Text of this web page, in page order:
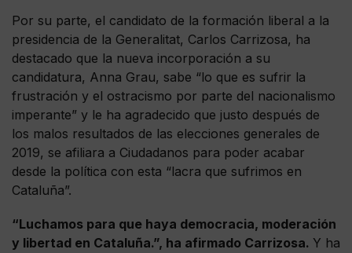
Por su parte, el candidato de la formación liberal a la
presidencia de la Generalitat, Carlos Carrizosa, ha
destacado que la nueva incorporación a su
candidatura, Anna Grau, sabe “lo que es sufrir la
frustración y el ostracismo por parte del nacionalismo
imperante” y le ha agradecido que justo después de
los malos resultados de las elecciones generales de
2019, se afiliara a Ciudadanos para poder acabar
desde la política con esta “lacra que sufrimos en
Cataluña”.
“Luchamos para que haya democracia, moderación
y libertad en Cataluña.”, ha afirmado Carrizosa. Y ha